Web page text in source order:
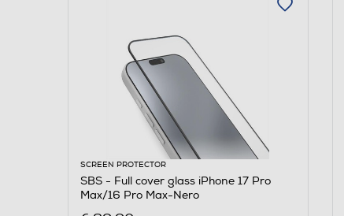
SCREEN PROTECTOR
SBS - Full cover glass iPhone 17 Pro
Max/16 Pro Max-Nero